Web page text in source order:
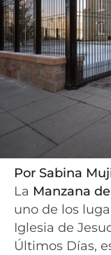
Por Sabina
La Manzana
uno de los
Iglesia de
Últimos Días,